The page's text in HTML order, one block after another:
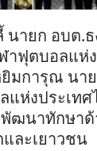
ายก อบต.
ฟุตบอลแห่ง
มการุณ นา
ห่งประเทศ
ฒนาทักษา
ละเยาวชน